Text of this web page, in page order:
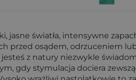
jasne światła, intensywne
przed osądem, odrzuceniem
z natury niezwykle
gdy stymulacja dociera